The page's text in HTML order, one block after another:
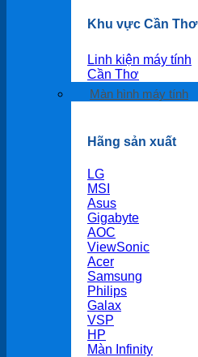
Khu vực Cần Thơ
Linh kiện máy tính
Cần Thơ
Màn hình máy tính
Hãng sản xuất
LG
MSI
Asus
Gigabyte
AOC
ViewSonic
Acer
Samsung
Philips
Galax
VSP
HP
Màn Infinity